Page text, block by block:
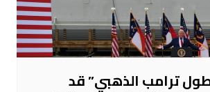
ترامب الذهبي” قد